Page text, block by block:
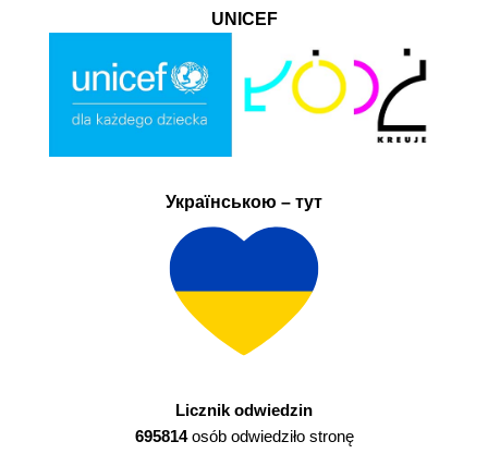
UNICEF
Українською – тут
Licznik odwiedzin
695814osób odwiedziło stronę